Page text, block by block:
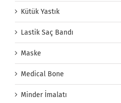
Kütük Yastık
Lastik Saç Bandı
Maske
Medical Bone
Minder İmalatı